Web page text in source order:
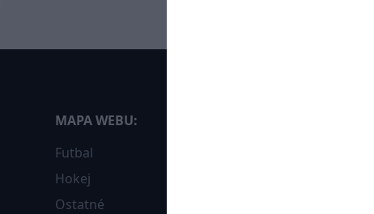
MAPA WEBU:
Futbal
Hokej
Ostatné